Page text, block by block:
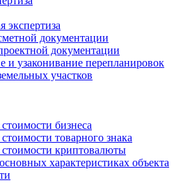
экспертиза
документации
документации
и узаконивание перепланировок
участков
бизнеса
товарного знака
стоимости криптовалюты
характеристиках объекта